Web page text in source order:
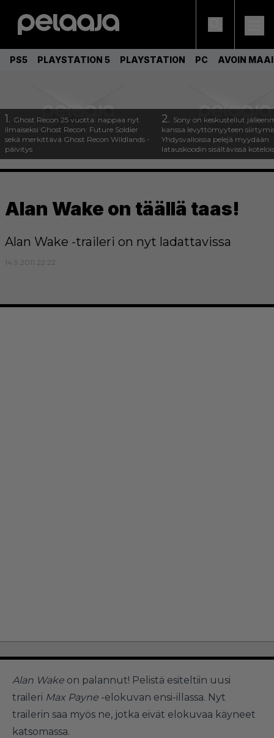
PS5 PLAYSTATION 5 PLAYSTATION PC AVOIN
1. Ghost Recon 25 vuotta: nappaa nyt
ilmaiseksi Ghost Recon: Future Soldier
sekä merkittävä Ghost Recon Wildlands -
päivitys
2. Sony on keskustellut
kanssa levyttömyyteen
Yhdysvalloissa pelejä myydään
latauskoodin sisältävissä
Alan Wake on täällä taas!
Alan Wake -traileri on nyt ladattavissa
14.9.2011 22:22
Alan Wake on palannut! Pelistä esiteltiin uusi
traileri Max Payne -elokuvan ensi-illassa. Nyt
trailerin saa myös ne, jotka eivät elokuvaa käyneet
katsomassa.